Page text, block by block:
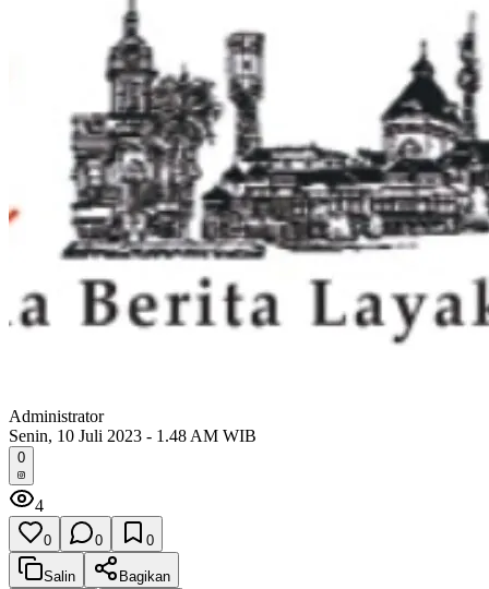
Administrator
Senin, 10 Juli 2023 - 1.48 AM WIB
0
4
0 0 0
Salin
Bagikan